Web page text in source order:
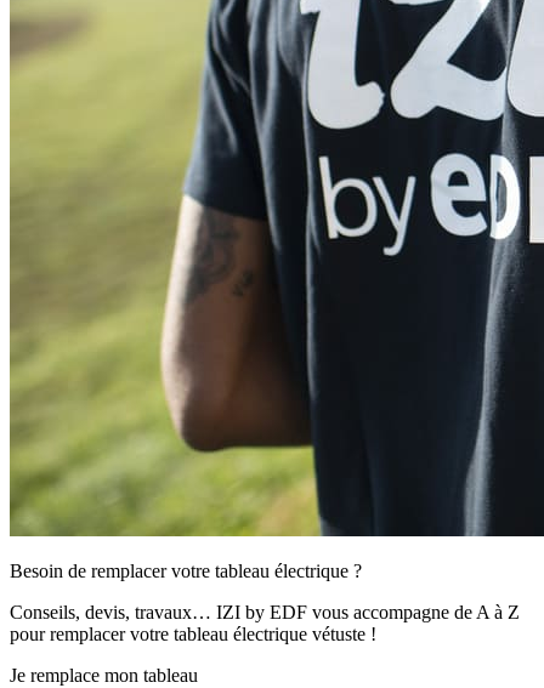
Besoin de remplacer votre tableau électrique ?
Conseils, devis, travaux… IZI by EDF vous accompagne de A à Z
pour remplacer votre tableau électrique vétuste !
Je remplace mon tableau